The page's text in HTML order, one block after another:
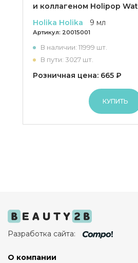
и коллагеном Holipop
Holika Holika
9 мл
Артикул: 20015001
В наличии: 11999 шт.
В пути: 3027 шт.
Розничная цена: 665 ₽
КУПИТЬ
Разработка сайта:
О компании